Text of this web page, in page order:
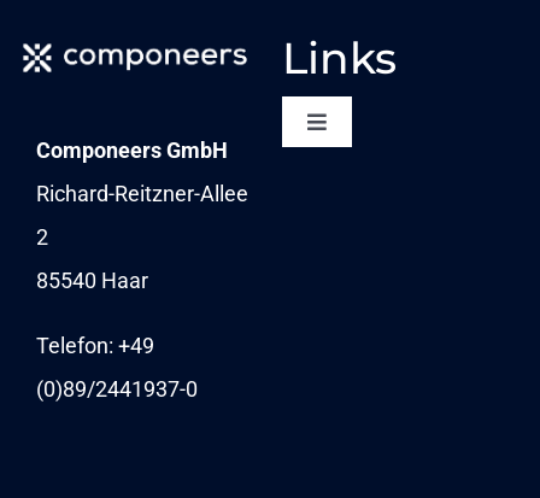
Componeers GmbH
Richard-Reitzner-Allee
2
85540 Haar
Telefon: +49
(0)89/2441937-0
Links
Toggle
NEWSLETTER
NEWS